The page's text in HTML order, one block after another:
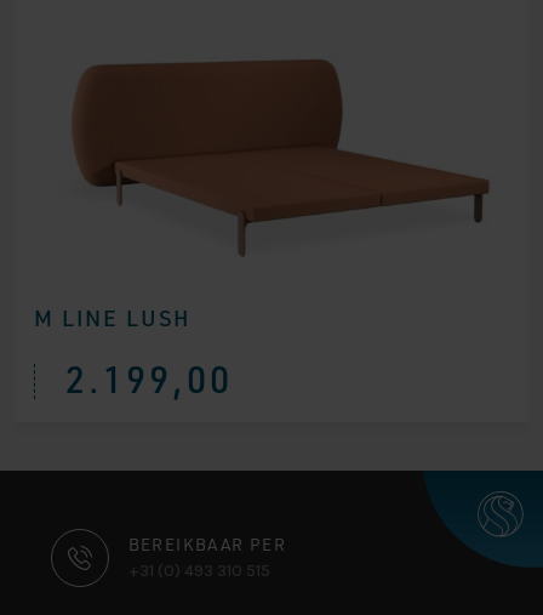
M LINE LUSH
2.199,00
CONTACT
INFORMATIE
BEREIKBAAR PER
+31 (0) 493 310 515